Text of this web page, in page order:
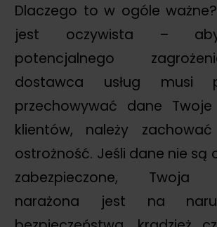
Dlaczego to w ogóle
jest oczywista –
potencjalnego
dostawca usług musi
przechowywać dane
klientów, należy zachować
ostrożność. Jeśli dane nie są
zabezpieczone, Twoja
narażona jest na